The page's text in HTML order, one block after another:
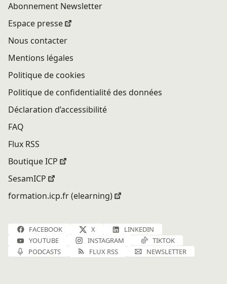
Abonnement Newsletter
Espace presse
Nous contacter
Mentions légales
Politique de cookies
Politique de confidentialité des données
Déclaration d’accessibilité
FAQ
Flux RSS
Boutique ICP
SesamICP
formation.icp.fr (elearning)
FACEBOOK X
LINKEDIN
YOUTUBE
INSTAGRAM
TIKTOK
PODCASTS
FLUX RSS NEWSLETTER